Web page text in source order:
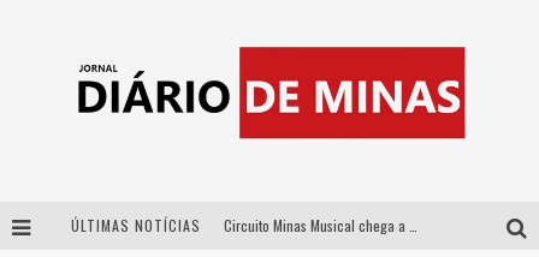
ÚLTIMAS NOTÍCIAS